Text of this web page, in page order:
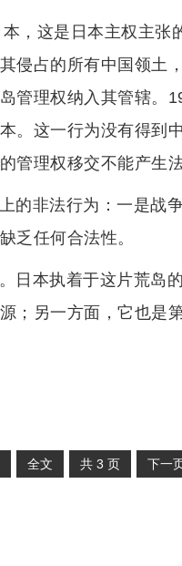
，这是日本主权主张
侵占的所有中国领土
管理权纳入其管辖。
。这一行为没有得到
管理权移交不能产生
的非法行为：一是战
乏任何合法性。
日本执着于这片荒岛
；另一方面，它也是
全文 共 3 页 下一